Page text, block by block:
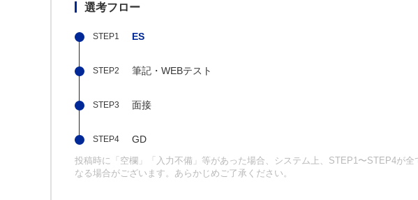
選考フロー
ES
筆記・WEBテスト
面接
GD
投稿時に「空欄」「入力不備」等があった場合、システム上、STEP1〜STEP4が
なる場合がございます。あらかじめご了承ください。